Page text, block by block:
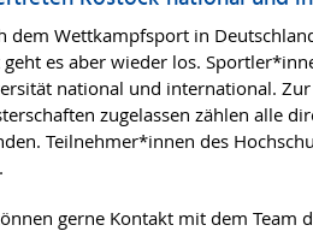
dem Wettkampfsport in
es aber wieder los.
national und international.
zugelassen zählen alle
Teilnehmer*innen des
gerne Kontakt mit dem Team